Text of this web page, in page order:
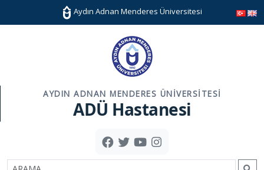
Aydın Adnan Menderes Üniversitesi
AYDIN ADNAN MENDERES ÜNIVERSITESI
ADÜ Hastanesi